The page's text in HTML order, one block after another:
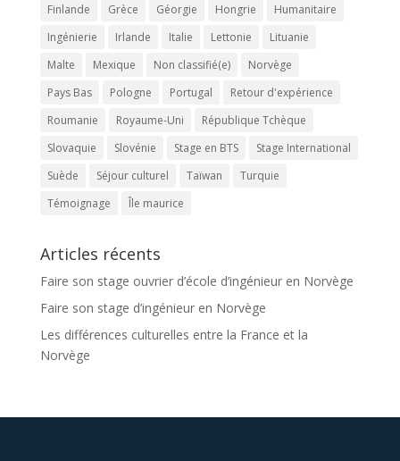
Finlande
Grèce Géorgie Hongrie
Humanitaire
Ingénierie
Irlande Italie Lettonie
Lituanie
Malte
Mexique Non classifié(e)
Norvège
Pays Bas
Pologne Portugal
Retour d'expérience
Roumanie
Royaume-Uni
République Tchèque
Slovaquie
Slovénie Stage en BTS
Stage International
Suède
Séjour culturel Taïwan
Turquie
Témoignage
Île maurice
Articles récents
Faire son stage ouvrier d’école d’ingénieur en Norvège
Faire son stage d’ingénieur en Norvège
Les différences culturelles entre la France et la
Norvège